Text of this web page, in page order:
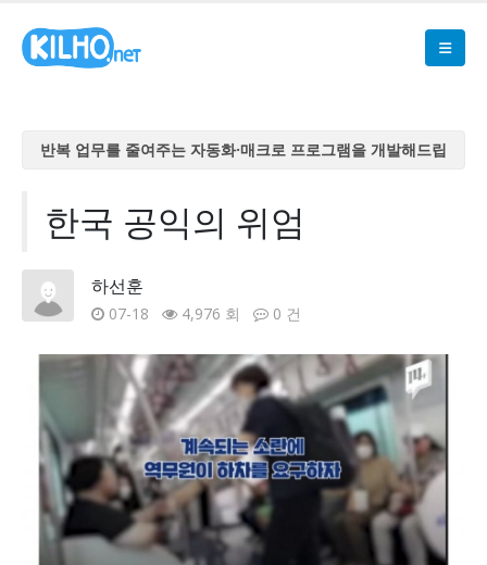
반복 업무를 줄여주는 자동화·매크로 프로그램을 개발해드립
반복 업무를 줄여주는 자동화·매크로 프로그램을 개발해드립
니다
반복 업무를 줄여주는 자동화·매크로 프로그램을 개발해드립
반복 업무를 줄여주는 자동화·매크로 프로그램을 개발해드립
니다
한국 공익의 위엄
하선훈
07-18 4,976 회 0 건